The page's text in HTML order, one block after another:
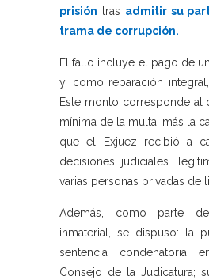
prisión tras admitir su
trama de corrupción.
El fallo incluye el pago de
y, como reparación
Este monto corresponde al
mínima de la multa, más la
que el Exjuez recibió a
decisiones judiciales
varias personas privadas de
Además, como parte
inmaterial, se dispuso: la
sentencia
Consejo de la Judicatura;